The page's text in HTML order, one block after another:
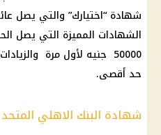
الشهادات المميزة التي يصل
حد أقصى.
شهادة البنك الاهلي المتحد